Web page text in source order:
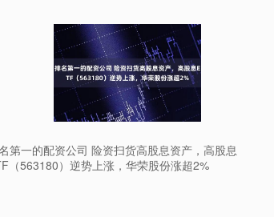
第一的配资公司 险资扫货高股息资产，高股息
（563180）逆势上涨，华荣股份涨超2%